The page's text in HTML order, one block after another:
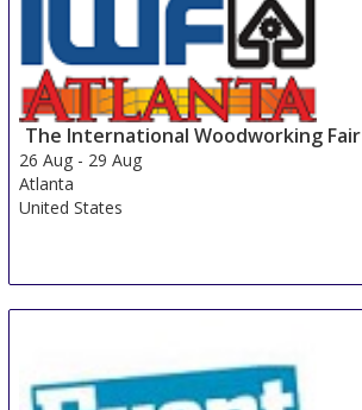
The International Woodworking Fair
26 Aug - 29 Aug
Atlanta
United States